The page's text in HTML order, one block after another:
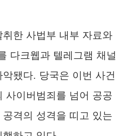
한 사법부 내부 자료와
다크웹과 텔레그램 채널
됐다. 당국은 이번 사건
사이버범죄를 넘어 공공
격의 성격을 띠고 있는